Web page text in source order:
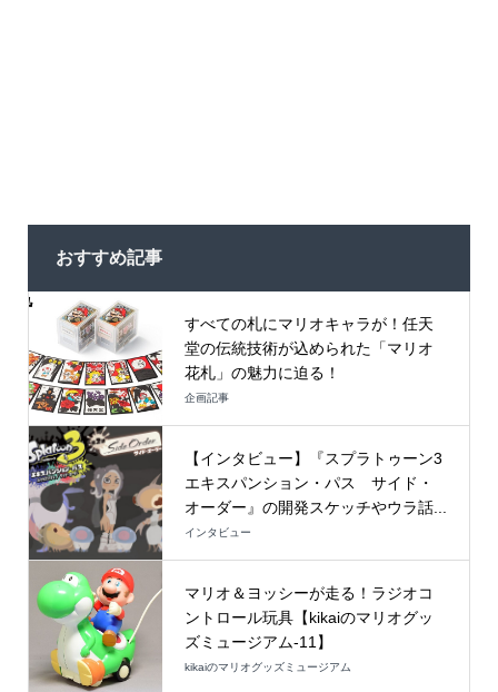
おすすめ記事
すべての札にマリオキャラが！任天
堂の伝統技術が込められた「マリオ
花札」の魅力に迫る！
企画記事
【インタビュー】『スプラトゥーン3
エキスパンション・パス サイド・
オーダー』の開発スケッチやウラ話...
インタビュー
マリオ＆ヨッシーが走る！ラジオコ
ントロール玩具【kikaiのマリオグッ
ズミュージアム-11】
kikaiのマリオグッズミュージアム